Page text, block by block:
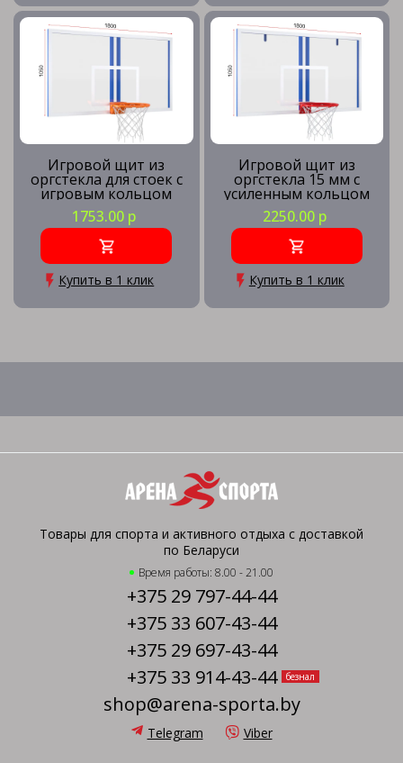
Игровой щит из
оргстекла для стоек с
игровым кольцом
1753.00 р
Купить в 1 клик
Игровой щит из
оргстекла 15 мм с
усиленным кольцом
2250.00 р
Купить в 1 клик
Товары для спорта и активного отдыха с доставкой
по Беларуси
Время работы: 8.00 - 21.00
+375 29 797-44-44
+375 33 607-43-44
+375 29 697-43-44
+375 33 914-43-44
безнал
shop@arena-sporta.by
Telegram Viber